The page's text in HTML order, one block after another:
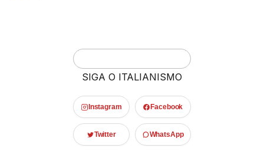
SIGA O ITALIANISMO
Instagram Facebook
Twitter WhatsApp